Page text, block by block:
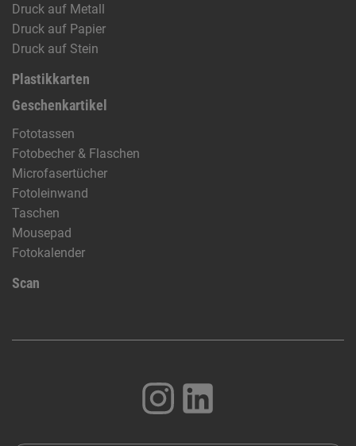
Druck auf Metall
Druck auf Papier
Druck auf Stein
Plastikkarten
Geschenkartikel
Fototassen
Fotobecher & Flaschen
Microfasertücher
Fotoleinwand
Taschen
Mousepad
Fotokalender
Scan